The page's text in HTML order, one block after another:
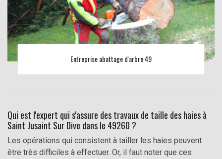
Entreprise abattage d'arbre 49
Qui est l'expert qui s'assure des travaux de taille des haies à
Saint Jusaint Sur Dive dans le 49260 ?
Les opérations qui consistent à tailler les haies peuvent
être très difficiles à effectuer. Or, il faut noter que ces